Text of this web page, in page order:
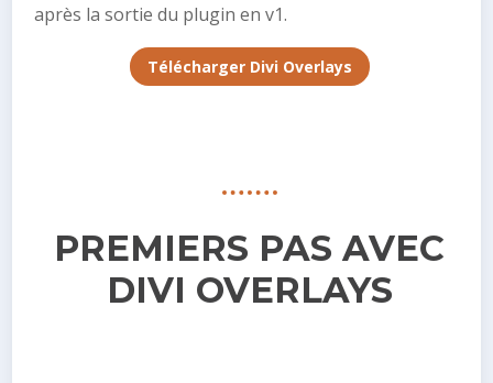
après la sortie du plugin en v1.
Télécharger Divi Overlays
PREMIERS PAS AVEC
DIVI OVERLAYS